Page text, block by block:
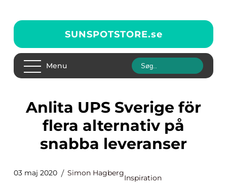
SUNSPOTSTORE.se
Menu
Anlita UPS Sverige för
flera alternativ på
snabba leveranser
03 maj 2020 Simon Hagberg
Inspiration